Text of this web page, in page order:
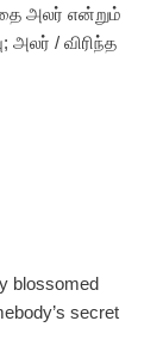
அலர் என்றும்
/ விரிந்த
blossomed
secret